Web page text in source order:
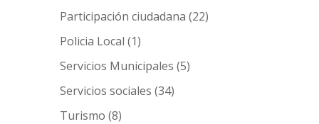
Participación ciudadana (22)
Policia Local (1)
Servicios Municipales (5)
Servicios sociales (34)
Turismo (8)